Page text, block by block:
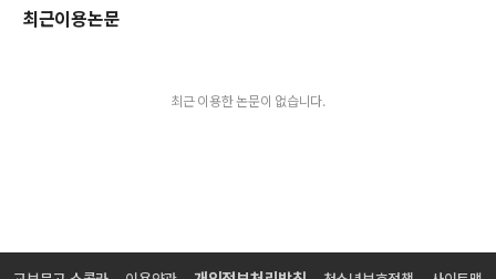
망자의 壺, 영혼의 壺
일본열도 세형동검문화의 다양성과 한반도
출현기의 한반도 청동기
최근이용논문
최근 이용한 논문이 없습니다.